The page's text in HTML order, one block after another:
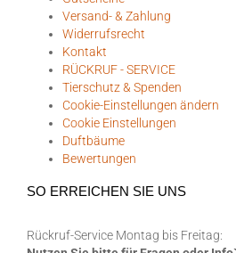
Versand- & Zahlung
Widerrufsrecht
Kontakt
RÜCKRUF - SERVICE
Tierschutz & Spenden
Cookie-Einstellungen ändern
Cookie Einstellungen
Duftbäume
Bewertungen
SO ERREICHEN SIE UNS
Rückruf-Service Montag bis Freitag: